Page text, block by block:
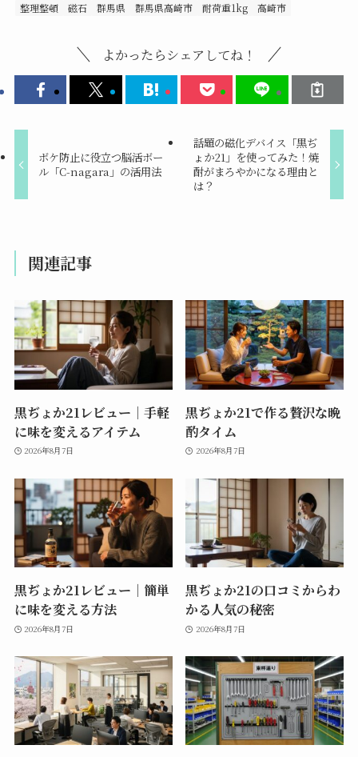
整理整頓
磁石 群馬県 群馬県高崎市 耐荷重1kg 高崎市
よかったらシェアしてね！
ボケ防止に役立つ脳活ボー
ル「C-nagara」の活用法
話題の磁化デバイス「黒ぢ
ょか21」を使ってみた！焼
酎がまろやかになる理由と
は？
関連記事
黒ぢょか21レビュー｜手軽
に味を変えるアイテム
2026年8月7日
黒ぢょか21で作る贅沢な晩
酌タイム
2026年8月7日
黒ぢょか21レビュー｜簡単
に味を変える方法
2026年8月7日
黒ぢょか21の口コミからわ
かる人気の秘密
2026年8月7日